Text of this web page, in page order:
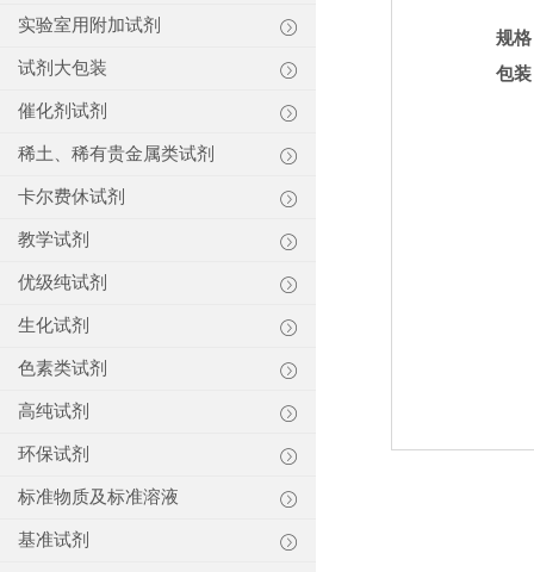
实验室用附加试剂
试剂大包装
催化剂试剂
稀土、稀有贵金属类试剂
卡尔费休试剂
教学试剂
优级纯试剂
生化试剂
色素类试剂
高纯试剂
环保试剂
标准物质及标准溶液
基准试剂
规
包